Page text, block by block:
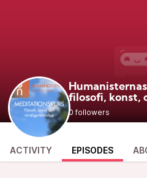
filosofi, konst,
0 followers
ACTIVITY EPISODES